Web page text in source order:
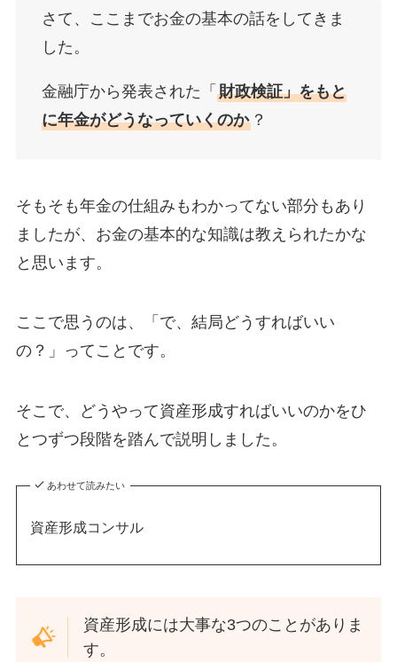
さて、ここまでお金の基本の話をしてきま
した。
金融庁から発表された「 財政検証」をもと
に年金がどうなっていくのか？
そもそも年金の仕組みもわかってない部分もあり
ましたが、お金の基本的な知識は教えられたかな
と思います。
ここで思うのは、「で、結局どうすればいい
の？」ってことです。
そこで、どうやって資産形成すればいいのかをひ
とつずつ段階を踏んで説明しました。
あわせて読みたい
資産形成コンサル
資産形成には大事な3つのことがありま
す。